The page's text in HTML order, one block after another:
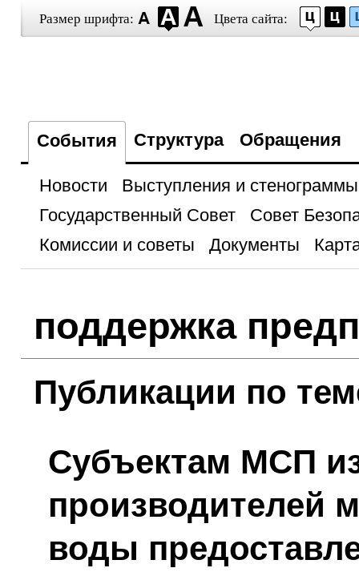
Размер шрифта: Цвета сайта:
События Структура Обращения
Новости
Выступления и стенограммы
Государственный Совет
Совет
Комиссии и советы
Документы
поддержка
Публикации по
Субъектам МСП
производителей
воды